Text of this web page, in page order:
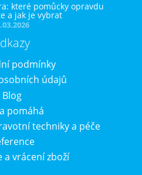
které pomůcky opravdu
a jak je vybrat
podmínky
údajů
Blog
pomáhá
techniky a péče
a vrácení zboží